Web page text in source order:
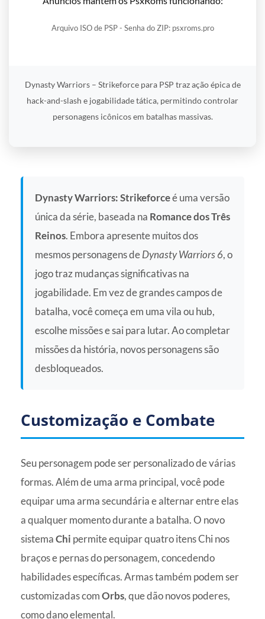
Arquivo ISO de PSP - Senha do ZIP: psxroms.pro
Dynasty Warriors – Strikeforce para PSP traz ação épica de
hack-and-slash e jogabilidade tática, permitindo controlar
personagens icônicos em batalhas massivas.
Dynasty Warriors: Strikeforceé uma versão
única da série, baseada na Romance dos Três
Reinos. Embora apresente muitos dos
mesmos personagens deDynasty Warriors 6, o
jogo traz mudanças significativas na
jogabilidade. Em vez de grandes campos de
batalha, você começa em uma vila ou hub,
escolhe missões e sai para lutar. Ao completar
missões da história, novos personagens são
desbloqueados.
Customização e Combate
Seu personagem pode ser personalizado de várias
formas. Além de uma arma principal, você pode
equipar uma arma secundária e alternar entre elas
a qualquer momento durante a batalha. O novo
sistemaChi permite equipar quatro itens Chi nos
braços e pernas do personagem, concedendo
habilidades específicas. Armas também podem ser
customizadas comOrbs, que dão novos poderes,
como dano elemental.